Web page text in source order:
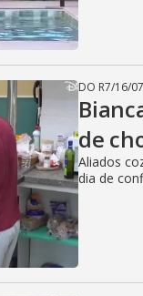
DO R7/16/
de
Aliados
dia de